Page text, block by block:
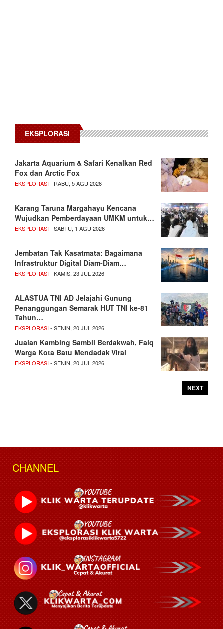
EKSPLORASI
Jakarta Aquarium & Safari Kenalkan Red
Fox dan Arctic Fox
EKSPLORASI- RABU, 5 AGU 2026
Karang Taruna Margahayu Kencana
Wujudkan Pemberdayaan UMKM untuk…
EKSPLORASI- SABTU, 1 AGU 2026
Jembatan Tak Kasatmata: Bagaimana
Infrastruktur Digital Diam-Diam…
EKSPLORASI- KAMIS, 23 JUL 2026
ALASTUA TNI AD Jelajahi Gunung
Penanggungan Semarak HUT TNI ke-81
Tahun…
EKSPLORASI- SENIN, 20 JUL 2026
Jualan Kambing Sambil Berdakwah, Faiq
Warga Kota Batu Mendadak Viral
EKSPLORASI- SENIN, 20 JUL 2026
NEXT
CHANNEL